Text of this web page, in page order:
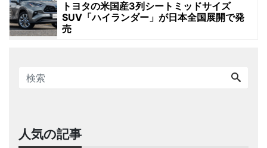
トヨタの米国産3列シートミッドサイズ
SUV「ハイランダー」が日本全国展開で発
売
人気の記事